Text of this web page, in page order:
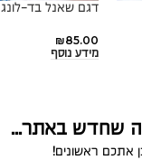
דגם שאנל בד-לונג
₪85.00
מידע נוסף
שחדש באתר...
אתכם ראשונים!